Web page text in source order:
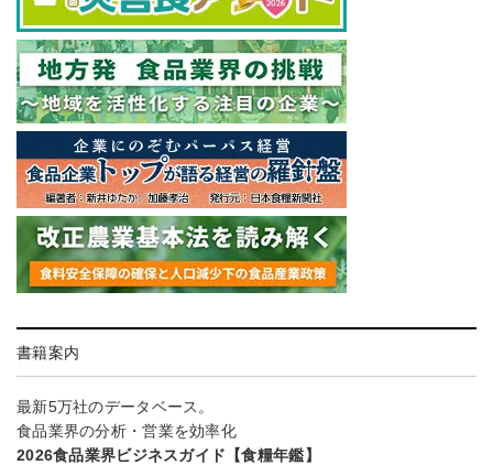
書籍案内
最新5万社のデータベース。
食品業界の分析・営業を効率化
2026食品業界ビジネスガイド【食糧年鑑】